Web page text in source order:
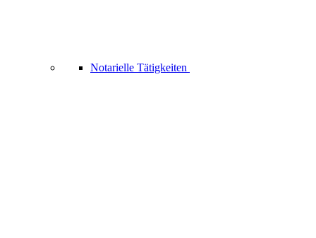
Notarielle Tätigkeiten